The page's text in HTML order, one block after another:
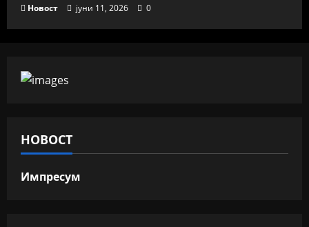
Новост јуни 11, 2026 0
НОВОСТ
Импресум